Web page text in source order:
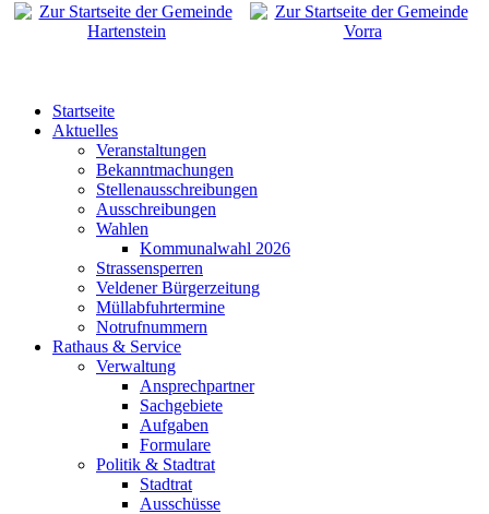
Startseite
Aktuelles
Veranstaltungen
Bekanntmachungen
Stellenausschreibungen
Ausschreibungen
Wahlen
Kommunalwahl 2026
Strassensperren
Veldener Bürgerzeitung
Müllabfuhrtermine
Notrufnummern
Rathaus & Service
Verwaltung
Ansprechpartner
Sachgebiete
Aufgaben
Formulare
Politik & Stadtrat
Stadtrat
Ausschüsse